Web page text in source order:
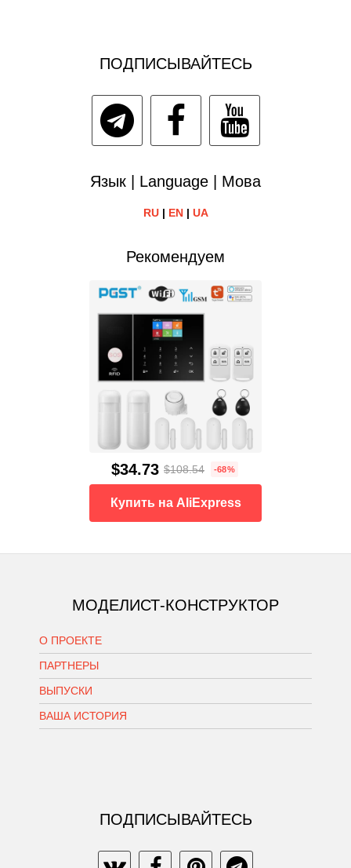
ПОДПИСЫВАЙТЕСЬ
Язык | Language | Мова
RU| EN| UA
Рекомендуем
$34.73 $108.54 -68%
Купить на AliExpress
МОДЕЛИСТ-КОНСТРУКТОР
О ПРОЕКТЕ
ПАРТНЕРЫ
ВЫПУСКИ
ВАША ИСТОРИЯ
ПОДПИСЫВАЙТЕСЬ